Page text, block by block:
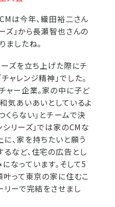
は今年、織田裕二さん
ズ」から長瀬智也さんの
ましたね。
ーズを立ち上げた際にチ
ャレンジ精神」でした。
ャー企業。家の中に子ど
気あいあいとしているよ
くらない」とチームで決
シリーズ」では家のCMな
、家を持ちたいと願う
など、住宅の広告とし
なっています。そして5
叶って東京の家に住むこ
リーで完結をさせまし